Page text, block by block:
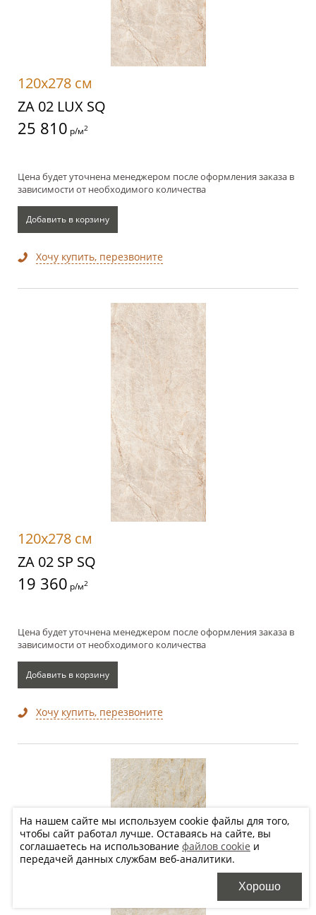
120x278 см
ZA 02 LUX SQ
25 810 р/м2
Цена будет уточнена менеджером после оформления заказа в
зависимости от необходимого количества
Добавить в корзину
Хочу купить, перезвоните
120x278 см
ZA 02 SP SQ
19 360 р/м2
Цена будет уточнена менеджером после оформления заказа в
зависимости от необходимого количества
Добавить в корзину
Хочу купить, перезвоните
На нашем сайте мы используем cookie файлы для того,
чтобы сайт работал лучше. Оставаясь на сайте, вы
соглашаетесь на использование файлов cookie и
передачей данных службам веб-аналитики.
Хорошо